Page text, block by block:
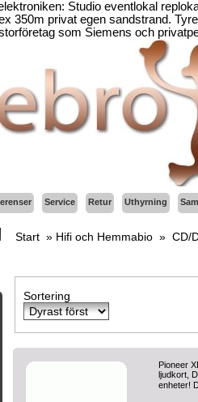
Studio eventlokal
350m privat egen sandstrand.
som Siemens och
Service Retur Uthyrning
Start » Hifi och Hemmabio » CD/
Sortering
Pioneer
ljudkort,
enheter!